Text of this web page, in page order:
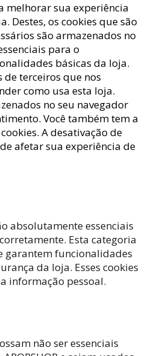
melhorar sua experiência
Destes, os cookies que são
são armazenados no
para o
básicas da loja.
terceiros que nos
como usa esta loja.
no seu navegador
Você também tem a
A desativação de
afetar sua experiência de
absolutamente essenciais
Esta categoria
garantem funcionalidades
da loja. Esses cookies
informação pessoal.
não ser essenciais